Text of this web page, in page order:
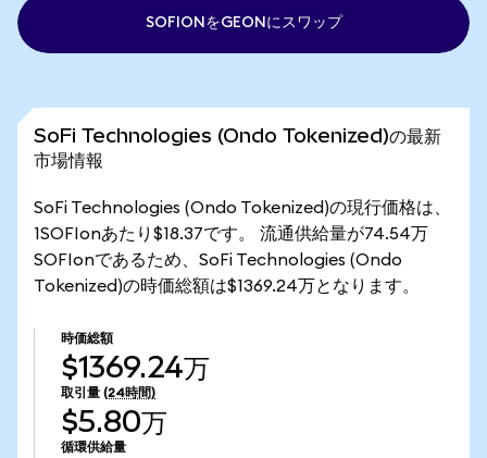
SOFIONをGEONにスワップ
SoFi Technologies (Ondo Tokenized)の最新
市場情報
SoFi Technologies (Ondo Tokenized)の現行価格は、
1SOFIonあたり$18.37です。 流通供給量が74.54万
SOFIonであるため、SoFi Technologies (Ondo
Tokenized)の時価総額は$1369.24万となります。
時価総額
$1369.24万
取引量 (24時間)
$5.80万
循環供給量